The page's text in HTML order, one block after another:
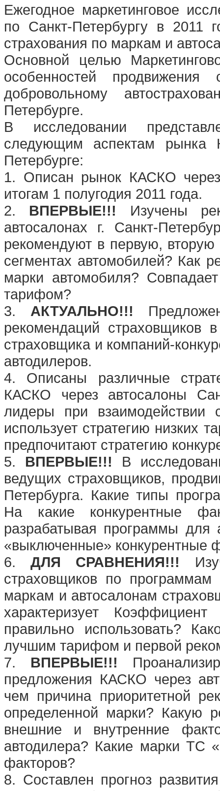
Ежегодное маркетинговое
по Санкт-Петербургу в 2011
страхования по маркам и
Основной целью
особенностей
добровольному
Петербурге.
В исследовании
следующим аспектам рынка
Петербурге:
1. Описан рынок КАСКО через
итогам 1 полугодия 2011 года.
2. ВПЕРВЫЕ!!!
Изучены
автосалонах г. Санкт-
рекомендуют в первую,
сегментах автомобилей? Как
марки автомобиля?
тарифом?
3. АКТУАЛЬНО!!!
рекомендаций страховщиков
страховщика и компаний-
автодилеров.
4. Описаны различные
КАСКО через автосалоны
лидеры при взаимодействии
использует стратегию низких
предпочитают стратегию
5. ВПЕРВЫЕ!!! В
ведущих страховщиков,
Петербурга. Какие типы
На какие конкурентные
разрабатывая программы для
«выключенные» конкурентные
6.ДЛЯ СРАВНЕНИЯ!!!
страховщиков по
маркам и автосалонам
характеризует
правильно использовать?
лучшим тарифом и первой
7. ВПЕРВЫЕ!!!
предложения КАСКО через
чем причина приоритетной
определенной марки? Какую
внешние и внутренние
автодилера? Какие марки ТС
факторов?
8. Составлен прогноз